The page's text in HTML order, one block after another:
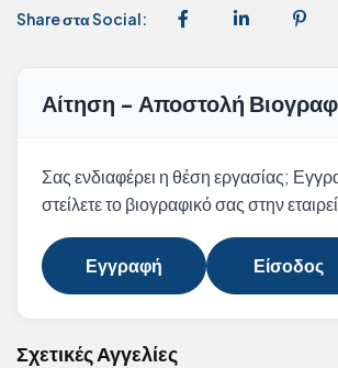
Share στα Social:
Αίτηση - Αποστολή
Σας ενδιαφέρει η θέση εργασίας;
στείλετε το βιογραφικό σας στην
Εγγραφή Είσοδος
Σχετικές Αγγελίες